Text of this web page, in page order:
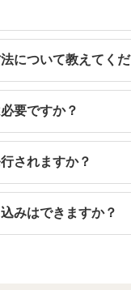
について教えてくだ
要ですか？
されますか？
みはできますか？